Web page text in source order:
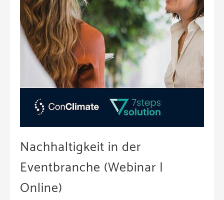
Nachhaltigkeit in der
Eventbranche (Webinar |
Online)